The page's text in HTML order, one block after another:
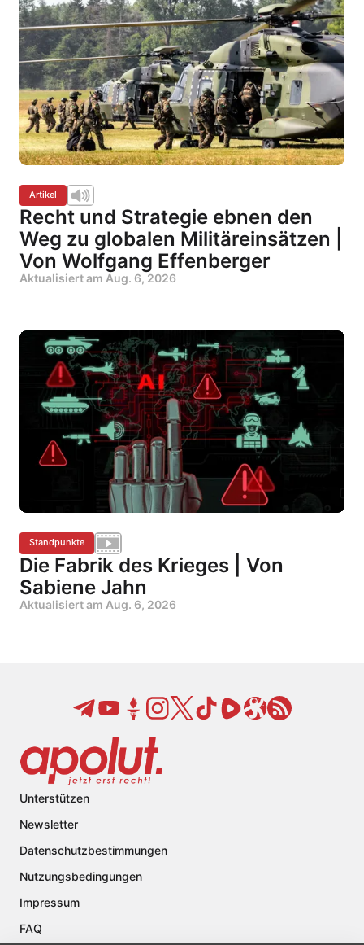
Artikel
Recht und Strategie ebnen den
Weg zu globalen Militäreinsätzen |
Von Wolfgang Effenberger
Aktualisiert am Aug. 6, 2026
Standpunkte
Die Fabrik des Krieges | Von
Sabiene Jahn
Aktualisiert am Aug. 6, 2026
Unterstützen
Newsletter
Datenschutzbestimmungen
Nutzungsbedingungen
Impressum
FAQ